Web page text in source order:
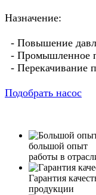
Назначение:
- Повышение
- Промышленное
- Перекачивание
Подобрать насос
большой опыт
работы в
Гарантия
продукции